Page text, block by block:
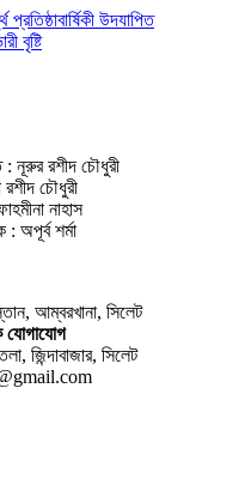
উদযাপিত
বৃষ্টি
: নূরুর রশীদ চৌধুরী
চৌধুরী
নাহাস
অপূর্ব শর্মা
আম্বরখানা, সিলেট
যোগাযােগ
জিন্দাবাজার, সিলেট